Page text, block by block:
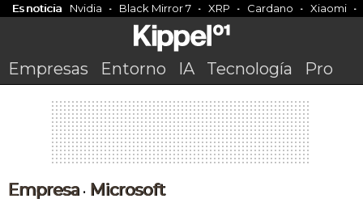
Es noticia Nvidia Black Mirror 7 XRP Cardano Xiaomi
Empresas Entorno IA Tecnología Pro
Empresa• Microsoft